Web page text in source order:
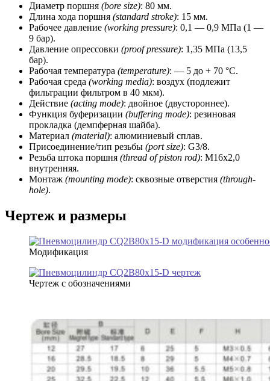
Диаметр поршня (bore size): 80 мм.
Длина хода поршня (standard stroke): 15 мм.
Рабочее давление (working pressure): 0,1 — 0,9 МПа (1 —
9 бар).
Давление опрессовки (proof pressure): 1,35 МПа (13,5
бар).
Рабочая температура (temperature): — 5 до + 70 °C.
Рабочая среда (working media): воздух (подлежит
фильтрации фильтром в 40 мкм).
Действие (acting mode): двойное (двустороннее).
Функция буферизации (buffering mode): резиновая
прокладка (демпферная шайба).
Материал (material): алюминиевый сплав.
Присоединение/тип резьбы (port size): G3/8.
Резьба штока поршня (thread of piston rod): М16х2,0
внутренняя.
Монтаж (mounting mode): сквозные отверстия (through-
hole).
Чертеж и размеры
Модификация
Чертеж с обозначениями